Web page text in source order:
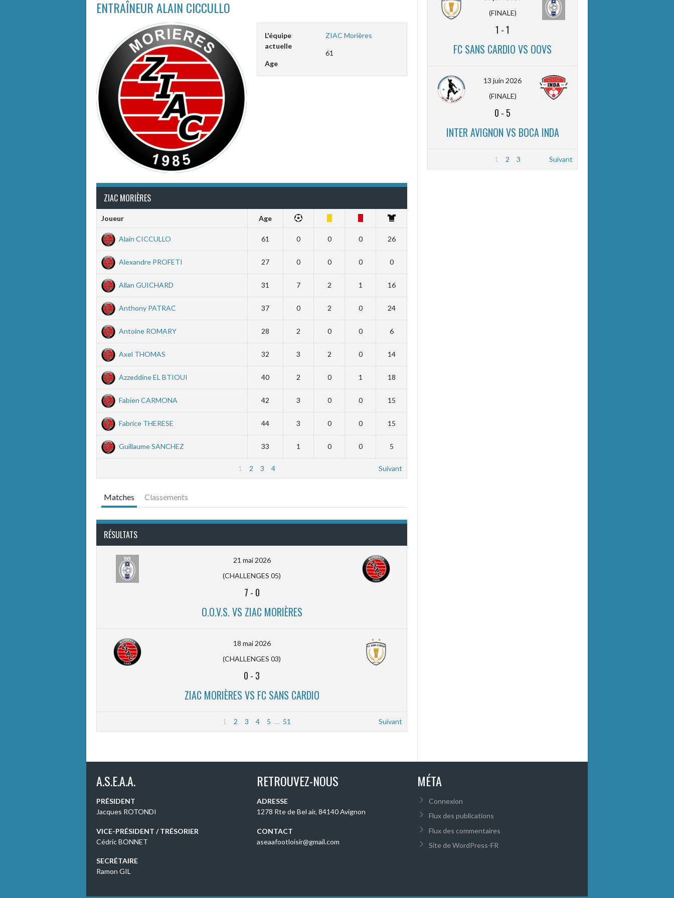
ENTRAÎNEURALAIN CICCULLO
L'équipe
actuelle
ZIAC Morières
Age
61
ZIAC MORIÈRES
Joueur Age
Alain CICCULLO 61 0 0 0 26
Alexandre PROFETI 27 0 0 0 0
Allan GUICHARD 31 7 2 1 16
Anthony PATRAC 37 0 2 0 24
Antoine ROMARY 28 2 0 0 6
Axel THOMAS 32 3 2 0 14
Azzeddine EL BTIOUI 40 2 0 1 18
Fabien CARMONA 42 3 0 0 15
Fabrice THERESE 44 3 0 0 15
Guillaume SANCHEZ 33 1 0 0 5
1 2 3 4 Suivant
Matches Classements
RÉSULTATS
21 mai 2026
(CHALLENGES 05)
7 - 0
O.O.V.S. VS ZIAC MORIÈRES
18 mai 2026
(CHALLENGES 03)
0 - 3
ZIAC MORIÈRES VS FC SANS CARDIO
1 2 3 4 5 … 51 Suivant
(FINALE)
1 -1
FC SANS CARDIO VS OOVS
13 juin 2026
(FINALE)
0 - 5
INTER AVIGNON VS BOCA INDA
1 2 3 Suivant
A.S.E.A.A.
PRÉSIDENT
Jacques ROTONDI
VICE-PRÉSIDENT / TRÉSORIER
Cédric BONNET
SECRÉTAIRE
Ramon GIL
RETROUVEZ-NOUS
ADRESSE
1278 Rte de Bel air, 84140 Avignon
CONTACT
aseaafootloisir@gmail.com
MÉTA
Connexion
Flux des publications
Flux des commentaires
Site de WordPress-FR